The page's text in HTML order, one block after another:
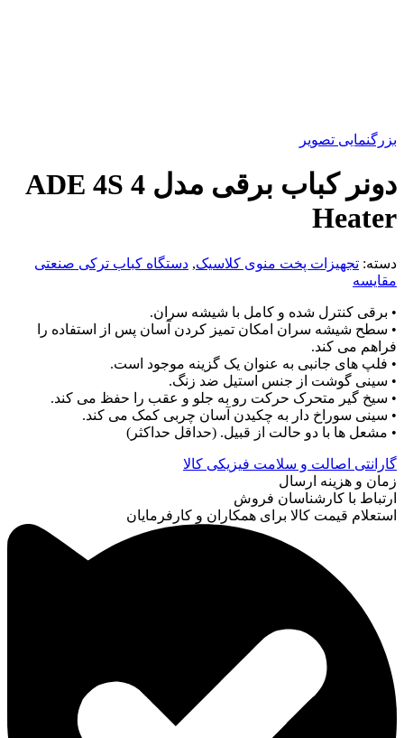
بزرگنمایی تصویر
دونر کباب برقی مدل ADE 4S 4
Heater
دسته: تجهیزات پخت منوی کلاسیک, دستگاه کباب ترکی صنعتی
مقایسه
• برقی کنترل شده و کامل با شیشه سران.
• سطح شیشه سران امکان تمیز کردن آسان پس از استفاده را
فراهم می کند.
• فلپ های جانبی به عنوان یک گزینه موجود است.
• سینی گوشت از جنس استیل ضد زنگ.
• سیخ گیر متحرک حرکت رو به جلو و عقب را حفظ می کند.
• سینی سوراخ دار به چکیدن آسان چربی کمک می کند.
• مشعل ها با دو حالت از قبیل. (حداقل حداکثر)
گارانتی اصالت و سلامت فیزیکی کالا
زمان و هزینه ارسال
ارتباط با کارشناسان فروش
استعلام قیمت کالا برای همکاران و کارفرمایان